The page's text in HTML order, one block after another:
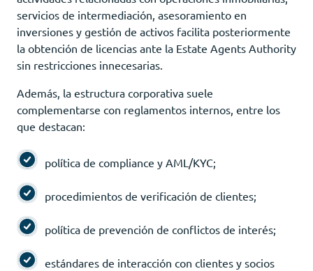
servicios de intermediación, asesoramiento en
inversiones y gestión de activos facilita posteriormente
la obtención de licencias ante la Estate Agents Authority
sin restricciones innecesarias.
Además, la estructura corporativa suele
complementarse con reglamentos internos, entre los
que destacan:
política de compliance y AML/KYC;
procedimientos de verificación de clientes;
política de prevención de conflictos de interés;
estándares de interacción con clientes y socios